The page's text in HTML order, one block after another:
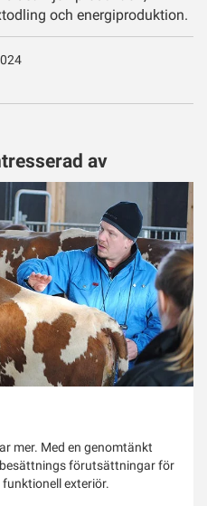
och energiproduktion.
av
mer. Med en genomtänkt
förutsättningar för
exteriör.